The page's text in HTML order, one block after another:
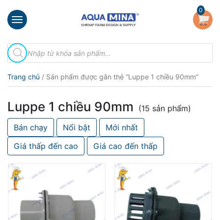
×
chủ
thiệu
phẩm
Đầu
Phun
Bọt
Khí
Ventek
Hướng
0
Tìm
kiếm
sản
Trang chủ / Sản phẩm được gắn thẻ “Luppe 1 chiều 90mm”
Luppe 1 chiều 90mm (15 sản phẩm)
Bán chạy
Nổi bật
Mới nhất
Giá thấp đến cao
Giá cao đến thấp